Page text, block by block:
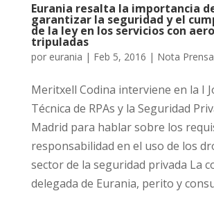
Eurania resalta la importancia
garantizar la seguridad y el
de la ley en los servicios con
tripuladas
por eurania | Feb 5, 2016 | Nota Prensa
Meritxell Codina interviene en la I
Técnica de RPAs y la Seguridad
Madrid para hablar sobre los
responsabilidad en el uso de los
sector de la seguridad privada La
delegada de Eurania, perito y